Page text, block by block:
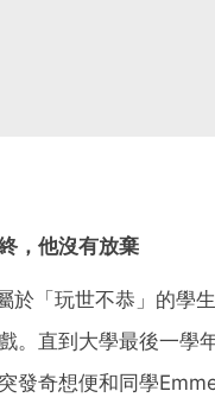
，他沒有放棄
於「玩世不恭」的學
。直到大學最後一學
發奇想便和同學